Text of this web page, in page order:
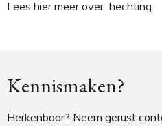
Lees hier meer over hechting.
Kennismaken?
Herkenbaar? Neem gerust